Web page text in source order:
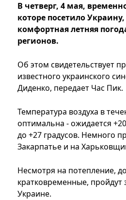
В четверг, 4 мая,
которе посетило
комфортная летняя
регионов.
Об этом свидетельствует
известного украинского
Диденко, передает Час Пик.
Температура воздуха в
оптимальна - ожидается
до +27 градусов. Немного
Закарпатье и на
Несмотря на потепление,
кратковременные, пройдут
Украине.